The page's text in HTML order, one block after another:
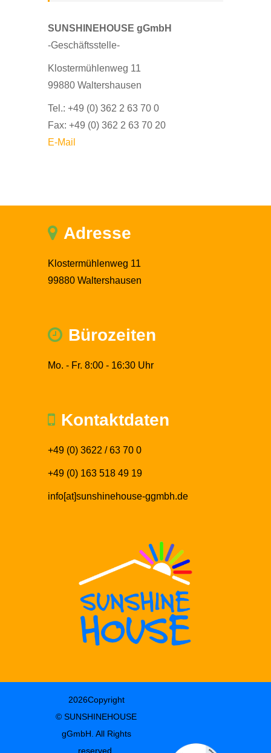
SUNSHINEHOUSE gGmbH
-Geschäftsstelle-
Klostermühlenweg 11
99880 Waltershausen
Tel.: +49 (0) 362 2 63 70 0
Fax: +49 (0) 362 2 63 70 20
E-Mail
Adresse
Klostermühlenweg 11
99880 Waltershausen
Bürozeiten
Mo. - Fr. 8:00 - 16:30 Uhr
Kontaktdaten
+49 (0) 3622 / 63 70 0
+49 (0) 163 518 49 19
info[at]sunshinehouse-ggmbh.de
2026Copyright
© SUNSHINEHOUSE
gGmbH. All Rights
reserved.